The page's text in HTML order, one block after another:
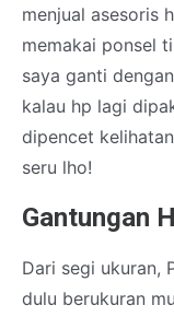
menjual asesoris
memakai ponsel
saya ganti
kalau hp lagi
dipencet
seru lho!
Gantungan
Dari segi ukuran,
dulu berukuran